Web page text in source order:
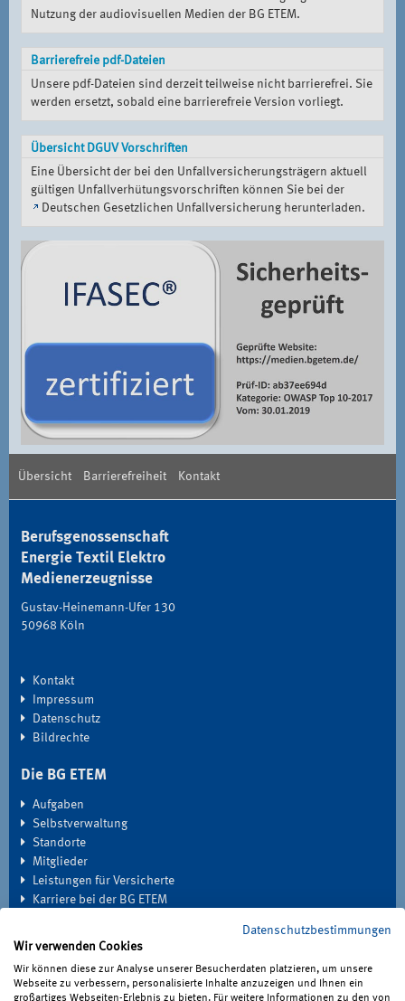
Nutzung der audiovisuellen Medien der BG ETEM.
Barrierefreie pdf-Dateien
Unsere pdf-Dateien sind derzeit teilweise nicht barrierefrei. Sie
werden ersetzt, sobald eine barrierefreie Version vorliegt.
Übersicht DGUV Vorschriften
Eine Übersicht der bei den Unfallversicherungsträgern aktuell
gültigen Unfallverhütungsvorschriften können Sie bei der
Deutschen Gesetzlichen Unfallversicherung herunterladen.
Übersicht Barrierefreiheit Kontakt
Berufsgenossenschaft
Energie Textil Elektro
Medienerzeugnisse
Gustav-Heinemann-Ufer 130
50968 Köln
Kontakt
Impressum
Datenschutz
Bildrechte
Die BG ETEM
Aufgaben
Selbstverwaltung
Standorte
Mitglieder
Leistungen für Versicherte
Karriere bei der BG ETEM
Medien
Datenschutzbestimmungen
Wir verwenden Cookies
Wir können diese zur Analyse unserer Besucherdaten platzieren, um unsere
Webseite zu verbessern, personalisierte Inhalte anzuzeigen und Ihnen ein
großartiges Webseiten-Erlebnis zu bieten. Für weitere Informationen zu den von